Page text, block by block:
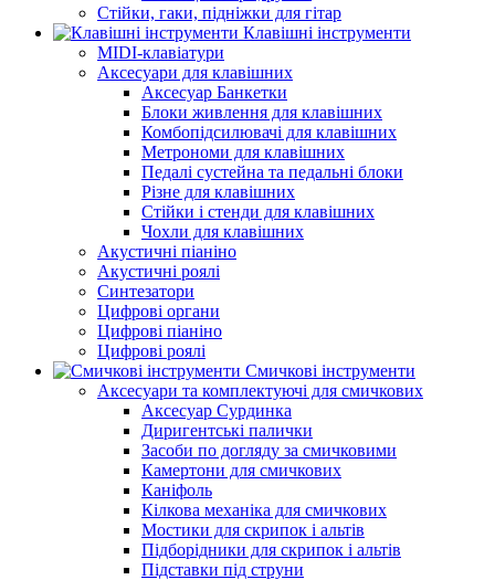
Стійки, гаки, підніжки для гітар
Клавішні інструменти
MIDI-клавіатури
Аксесуари для клавішних
Аксесуар Банкетки
Блоки живлення для клавішних
Комбопідсилювачі для клавішних
Метрономи для клавішних
Педалі сустейна та педальні блоки
Різне для клавішних
Стійки і стенди для клавішних
Чохли для клавішних
Акустичні піаніно
Акустичні роялі
Синтезатори
Цифрові органи
Цифрові піаніно
Цифрові роялі
Смичкові інструменти
Аксесуари та комплектуючі для смичкових
Аксесуар Сурдинка
Диригентські палички
Засоби по догляду за смичковими
Камертони для смичкових
Каніфоль
Кілкова механіка для смичкових
Мостики для скрипок і альтів
Підборiдники для скрипок і альтів
Підставки під струни